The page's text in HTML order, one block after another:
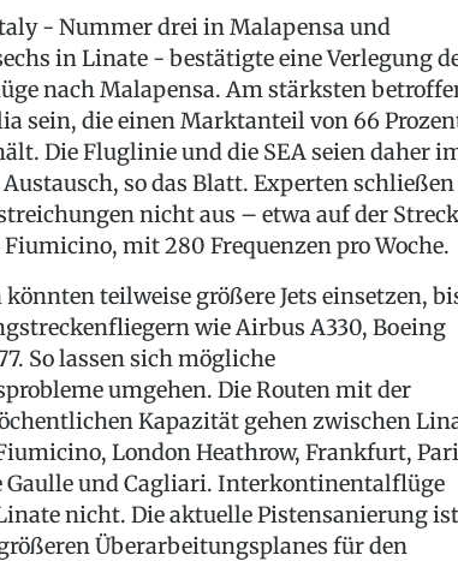
- Nummer drei in Malapensa und
in Linate - bestätigte eine Verlegung
nach Malapensa. Am stärksten
sein, die einen Marktanteil von 66
Die Fluglinie und die SEA seien daher
so das Blatt. Experten schließen
nicht aus – etwa auf der
mit 280 Frequenzen pro Woche.
teilweise größere Jets einsetzen,
wie Airbus A330, Boeing
So lassen sich mögliche
umgehen. Die Routen mit der
Kapazität gehen zwischen
London Heathrow, Frankfurt,
Gaulle und Cagliari. Interkontinentalflüge
nicht. Die aktuelle Pistensanierung ist
Überarbeitungsplanes für den